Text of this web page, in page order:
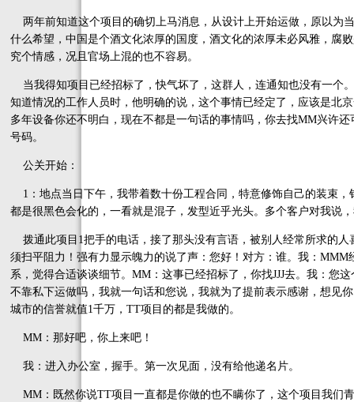
两年前知道这个项目的确切上马消息，从设计上开始运做，原以为
什么希望，中国是个酒文化浓厚的国度，酒文化的浓厚未必风雅，腐
究个情感，况且官场上混的也不容易。
当我得知项目已经招标了，快气坏了，这群人，连通知也没有一个
知道情况的工作人员时，他明确的说，这个事情已经定了，应该是北
多年设备你还不明白，现在不都是一句话的事情吗，你去找MM兴许
号码。
公关开始：
1：地点当日下午，我带着数十份工程合同，特意修饰自己的装束
都是很黑色会化的，一看就是混子，发型近乎光头。多个客户对我说
拨通此项目1把手的电话，接了那头没有言语，被别人经常所求的
须扫平阻力！强有力显示魄力的说了声：您好！对方：谁。我：
系，觉得合适谈谈细节。MM：这事已经招标了，你找JJJ去。我：您
不靠私下运做吗，我就一句话和您说，我就为了提前表示感谢，想见
城市的信誉就值1千万，TT项目的都是我做的。
MM：那好吧，你上来吧！
我：进入办公室，握手。第一次见面，没有给他递名片。
MM：既然你说TT项目一直都是你做的也不瞒你了，这个项目我们